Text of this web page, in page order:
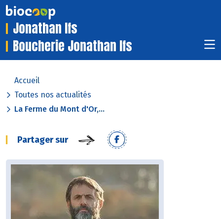
Jonathan Ifs
Boucherie Jonathan Ifs
Accueil
Toutes nos actualités
La Ferme du Mont d'Or,...
Partager sur